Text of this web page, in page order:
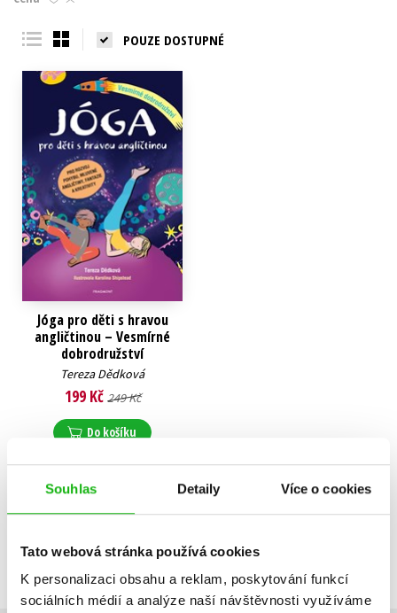
Souhlas Detaily Více o cookies
Tato webová stránka používá cookies
K personalizaci obsahu a reklam, poskytování funkcí
sociálních médií a analýze naší návštěvnosti využíváme
Young adult (SK)
POUZE DOSTUPNÉ
Jóga pro děti s hravou
angličtinou – Vesmírné
dobrodružství
Tereza Dědková
199 Kč 249 Kč
Do košíku
Předchozí 1 Další